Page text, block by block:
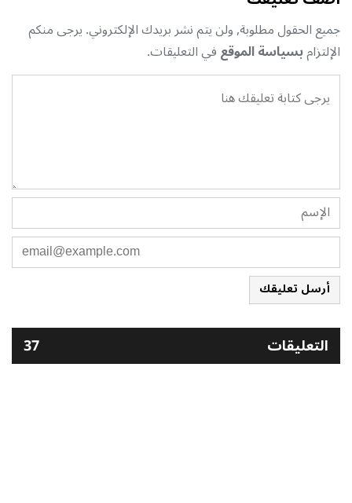
جميع الحقول مطلوبة, ولن يتم نشر بريدك الإلكتروني. يرجى منكم
الإلتزامبسياسة الموقعفي التعليقات.
أرسل تعليقك
التعليقات 37